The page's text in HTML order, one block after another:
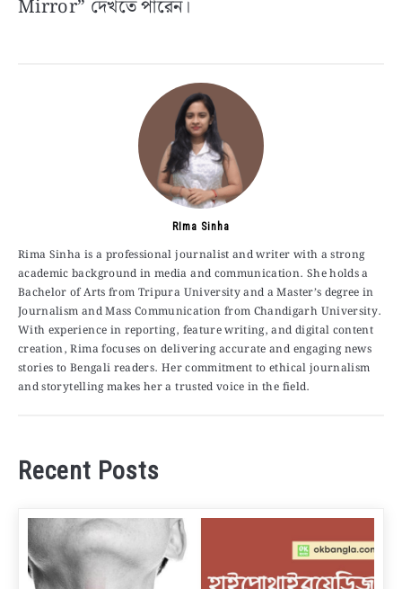
Mirror” দেখতে পারেন।
RIma Sinha
Rima Sinha is a professional journalist and writer with a strong
academic background in media and communication. She holds a
Bachelor of Arts from Tripura University and a Master’s degree in
Journalism and Mass Communication from Chandigarh University.
With experience in reporting, feature writing, and digital content
creation, Rima focuses on delivering accurate and engaging news
stories to Bengali readers. Her commitment to ethical journalism
and storytelling makes her a trusted voice in the field.
Recent Posts